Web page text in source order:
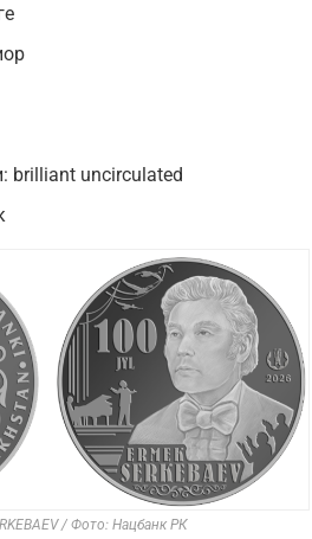
brilliant uncirculated
/ Фото: Нацбанк РК